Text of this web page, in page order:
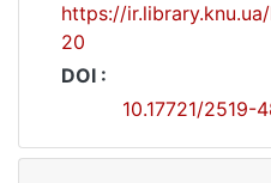
https://
20
DOI :
10.17721/2519-